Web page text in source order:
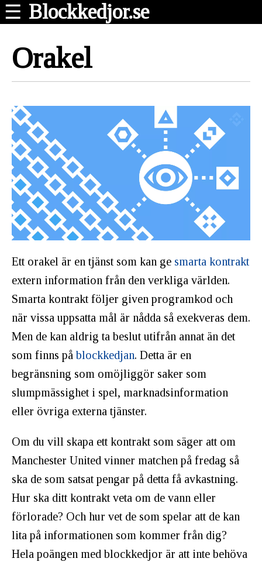
☰ Blockkedjor.se
Orakel
Ett orakel är en tjänst som kan ge smarta kontrakt
extern information från den verkliga världen.
Smarta kontrakt följer given programkod och
när vissa uppsatta mål är nådda så exekveras dem.
Men de kan aldrig ta beslut utifrån annat än det
som finns påblockkedjan. Detta är en
begränsning som omöjliggör saker som
slumpmässighet i spel, marknadsinformation
eller övriga externa tjänster.
Om du vill skapa ett kontrakt som säger att om
Manchester United vinner matchen på fredag så
ska de som satsat pengar på detta få avkastning.
Hur ska ditt kontrakt veta om de vann eller
förlorade? Och hur vet de som spelar att de kan
lita på informationen som kommer från dig?
Hela poängen med blockkedjor är att inte behöva